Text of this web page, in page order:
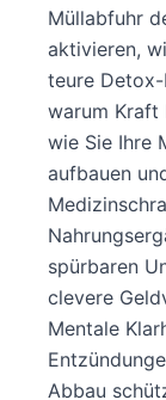
Müllabfuhr
aktivieren,
teure Detox-
warum Kraft
wie Sie Ihre
aufbauen
spürbaren
clevere
Mentale
Abbau